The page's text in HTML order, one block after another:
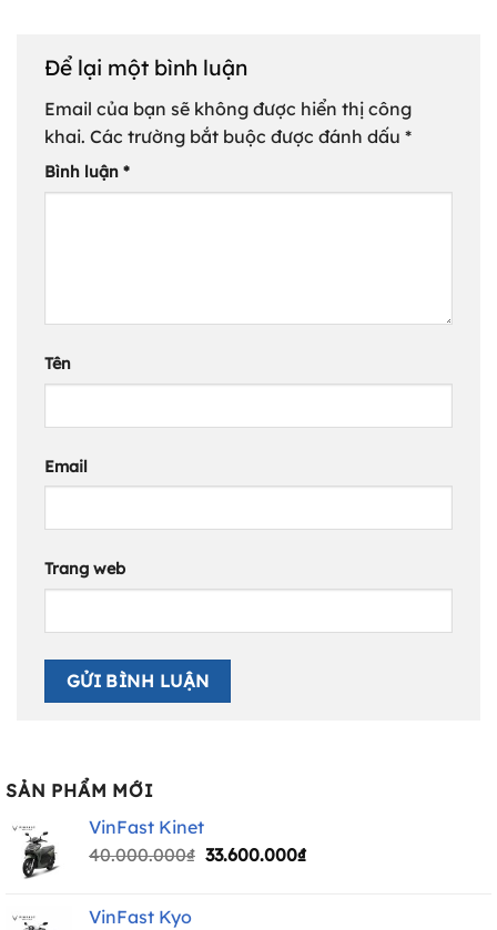
Để lại một bình luận
Email của bạn sẽ không được hiển thị công
khai. Các trường bắt buộc được đánh dấu *
Bình luận *
Tên
Email
Trang web
SẢN PHẨM MỚI
VinFast Kinet
40.000.000₫ Giá
33.600.000₫Giá
VinFast Kyo